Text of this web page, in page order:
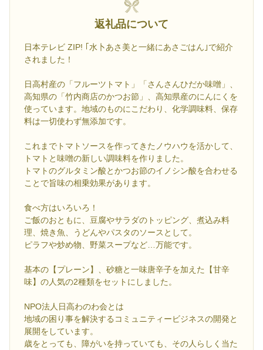
返礼品について
日本テレビ ZIP! ｢水卜あさ美と一緒にあさごはん｣で紹介
されました！
日高村産の「フルーツトマト」「さんさんひだか味噌」、
高知県の「竹内商店のかつお節」、高知県産のにんにくを
使っています。地域のものにこだわり、化学調味料、保存
料は一切使わず無添加です。
これまでトマトソースを作ってきたノウハウを活かして、
トマトと味噌の新しい調味料を作りました。
トマトのグルタミン酸とかつお節のイノシン酸を合わせる
ことで旨味の相乗効果があります。
食べ方はいろいろ！
ご飯のおともに、豆腐やサラダのトッピング、煮込み料
理、焼き魚、うどんやパスタのソースとして。
ピラフや炒め物、野菜スープなど…万能です。
基本の【プレーン】、砂糖と一味唐辛子を加えた【甘辛
味】の人気の2種類をセットにしました。
NPO法人日高わのわ会とは
地域の困り事を解決するコミュニティービジネスの開発と
展開をしています。
歳をとっても、障がいを持っていても、その人らしく当た